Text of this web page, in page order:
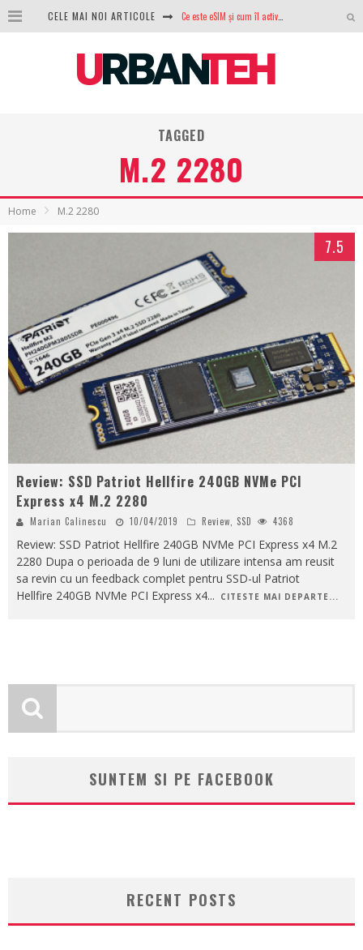
CELE MAI NOI ARTICOLE Ce este eSIM și cum îl activezi pe telefon? Ghid complet pentru Android și iPhone
TAGGED
M.2 2280
Home M.2 2280
7.5
Review: SSD Patriot Hellfire 240GB NVMe PCI
Express x4 M.2 2280
Marian Calinescu 10/04/2019 Review, SSD 4368
Review: SSD Patriot Hellfire 240GB NVMe PCI Express x4 M.2
2280 Dupa o perioada de 9 luni de utilizare intensa am reusit
sa revin cu un feedback complet pentru SSD-ul Patriot
Hellfire 240GB NVMe PCI Express x4... CITESTE MAI DEPARTE...
SUNTEM SI PE FACEBOOK
RECENT POSTS